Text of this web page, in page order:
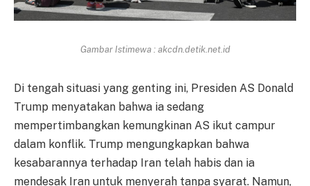
Gambar Istimewa : akcdn.detik.net.id
Di tengah situasi yang genting ini, Presiden AS Donald
Trump menyatakan bahwa ia sedang
mempertimbangkan kemungkinan AS ikut campur
dalam konflik. Trump mengungkapkan bahwa
kesabarannya terhadap Iran telah habis dan ia
mendesak Iran untuk menyerah tanpa syarat. Namun,